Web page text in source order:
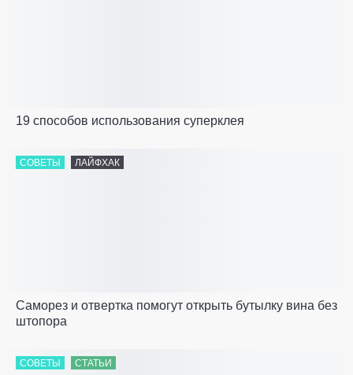
19 способов использования суперклея
СОВЕТЫ ЛАЙФХАК
Саморез и отвертка помогут открыть бутылку вина без
штопора
СОВЕТЫ СТАТЬИ